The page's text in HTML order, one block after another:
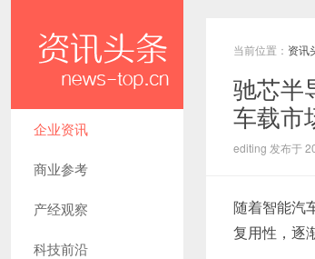
企业资讯
商业参考
产经观察
科技前沿
当前位置： 资讯
驰芯半
车载市
editing 发布于
随着智能汽
复用性，逐